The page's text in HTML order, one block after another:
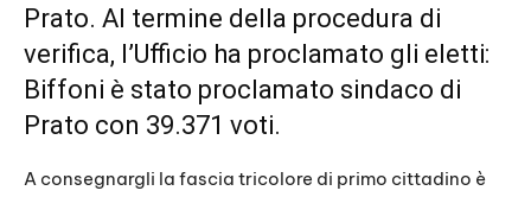
Prato. Al termine della procedura di
verifica, l’Ufficio ha proclamato gli eletti:
Biffoni è stato proclamato sindaco di
Prato con 39.371 voti.
A consegnargli la fascia tricolore di primo cittadino è